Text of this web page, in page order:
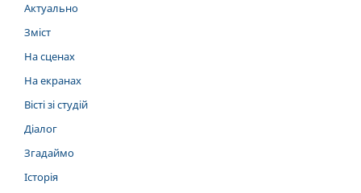
Актуально
Зміст
На сценах
На екранах
Вісті зі студій
Діалог
Згадаймо
Історія